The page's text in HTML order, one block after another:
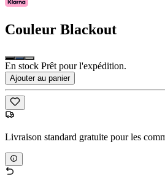
Couleur Blackout
En stock Prêt pour l'expédition.
Ajouter au panier
Livraison standard gratuite pour les